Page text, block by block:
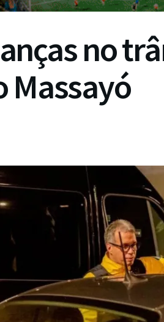
no
Massayó